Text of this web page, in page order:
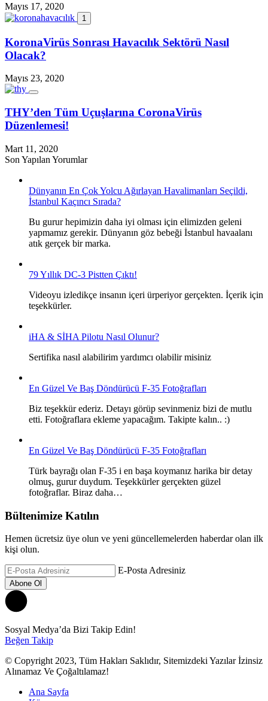
Mayıs 17, 2020
1
KoronaVirüs Sonrası Havacılık Sektörü Nasıl
Olacak?
Mayıs 23, 2020
THY’den Tüm Uçuşlarına CoronaVirüs
Düzenlemesi!
Mart 11, 2020
Son Yapılan Yorumlar
Dünyanın En Çok Yolcu Ağırlayan Havalimanları Seçildi,
İstanbul Kaçıncı Sırada?
Bu gurur hepimizin daha iyi olması için elimizden geleni
yapmamız gerekir. Dünyanın göz bebeği İstanbul havaalanı
atık gerçek bir marka.
79 Yıllık DC-3 Pistten Çıktı!
Videoyu izledikçe insanın içeri ürperiyor gerçekten. İçerik için
teşekkürler.
iHA & SİHA Pilotu Nasıl Olunur?
Sertifika nasıl alabilirim yardımcı olabilir misiniz
En Güzel Ve Baş Döndürücü F-35 Fotoğrafları
Biz teşekkür ederiz. Detayı görüp sevinmeniz bizi de mutlu
etti. Fotoğraflara ekleme yapacağım. Takipte kalın.. :)
En Güzel Ve Baş Döndürücü F-35 Fotoğrafları
Türk bayrağı olan F-35 i en başa koymanız harika bir detay
olmuş, gurur duydum. Teşekkürler gerçekten güzel
fotoğraflar. Biraz daha…
Bültenimize Katılın
Hemen ücretsiz üye olun ve yeni güncellemelerden haberdar olan ilk
kişi olun.
E-Posta Adresiniz
Sosyal Medya’da Bizi Takip Edin!
Beğen Takip
© Copyright 2023, Tüm Hakları Saklıdır, Sitemizdeki Yazılar İzinsiz
Alınamaz Ve Çoğaltılamaz!
Ana Sayfa